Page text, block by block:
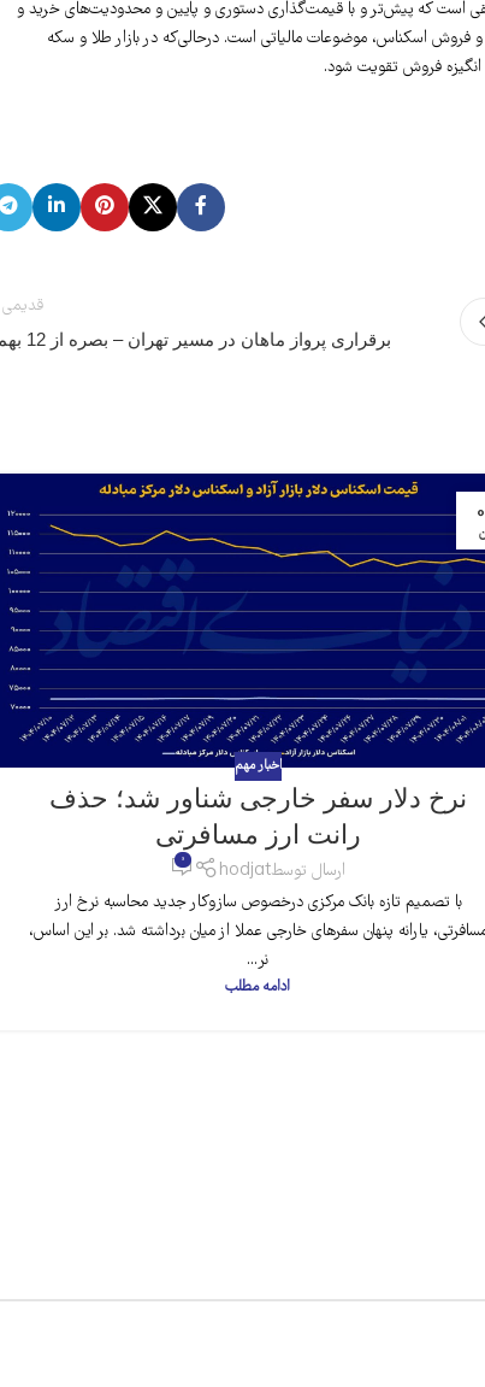
است که پیش‌تر و با قیمت‌گذاری دستوری و پایین و محدودیت‌های خرید و
اسکناس، موضوعات مالیاتی است. در‌حالی‌که در بازار طلا و سکه
انگیزه فروش تقویت شود.
قدیمی
برقراری پرواز ماهان در مسیر تهران – بصره از 12 بهمن
اخبار مهم
نرخ دلار سفر خارجی شناور شد؛ حذف
رانت ارز مسافرتی
ارسال توسطhodjat
0
با تصمیم تازه بانک مرکزی درخصوص سازوکار جدید محاسبه نرخ ارز
یارانه پنهان سفرهای خارجی عملا از میان برداشته شد. بر این اساس،
نر...
ادامه مطلب